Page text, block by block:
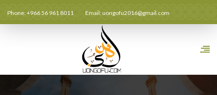
Phone: +966 56 961 8011 Email:uongofu2016@gmail.com